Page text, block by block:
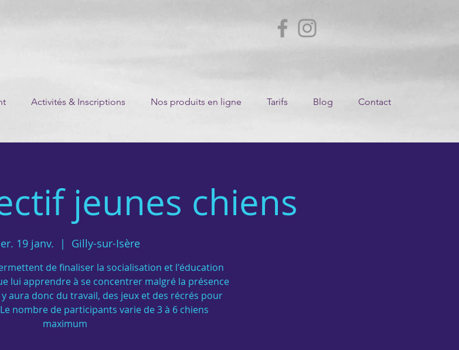
Activités & Inscriptions Nos produits en ligne Tarifs Blog Contact
jeunes chiens
19 janv.
  |
Gilly-sur-Isère
de finaliser la socialisation et l'éducation
lui apprendre à se concentrer malgré la présence
aura donc du travail, des jeux et des récrés pour
nombre de participants varie de 3 à 6 chiens
maximum